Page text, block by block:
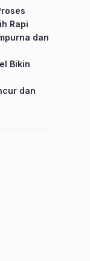
Rapi
dan
Bikin
dan